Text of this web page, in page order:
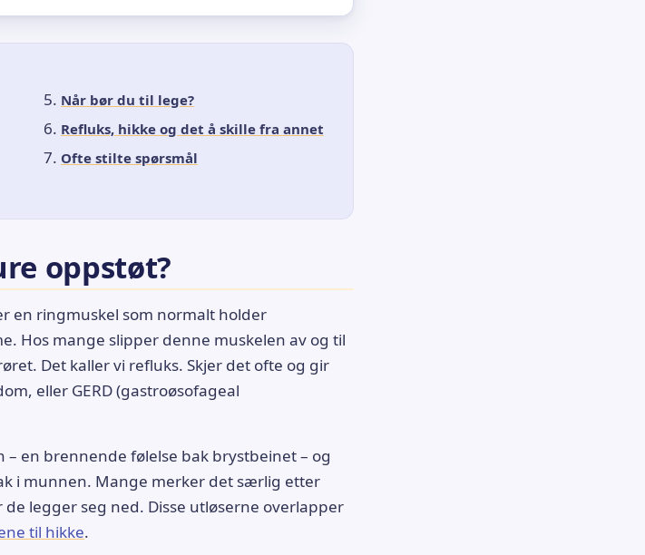
Når bør du til lege?
Refluks, hikke og det å skille fra annet
Ofte stilte spørsmål
oppstøt?
en ringmuskel som normalt holder
Hos mange slipper denne muskelen av og til
Det kaller vi refluks. Skjer det ofte og gir
eller GERD (gastroøsofageal
en brennende følelse bak brystbeinet – og
i munnen. Mange merker det særlig etter
legger seg ned. Disse utløserne overlapper
til hikke.